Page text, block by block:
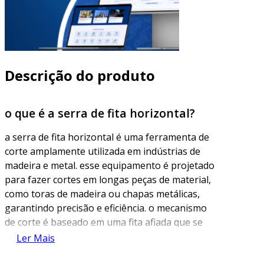
Descrição do produto
o que é a serra de fita horizontal?
a serra de fita horizontal é uma ferramenta de
corte amplamente utilizada em indústrias de
madeira e metal. esse equipamento é projetado
para fazer cortes em longas peças de material,
como toras de madeira ou chapas metálicas,
garantindo precisão e eficiência. o mecanismo
de corte é baseado em uma fita afiada que se
movimenta constantemente, permitindo que o
Ler Mais